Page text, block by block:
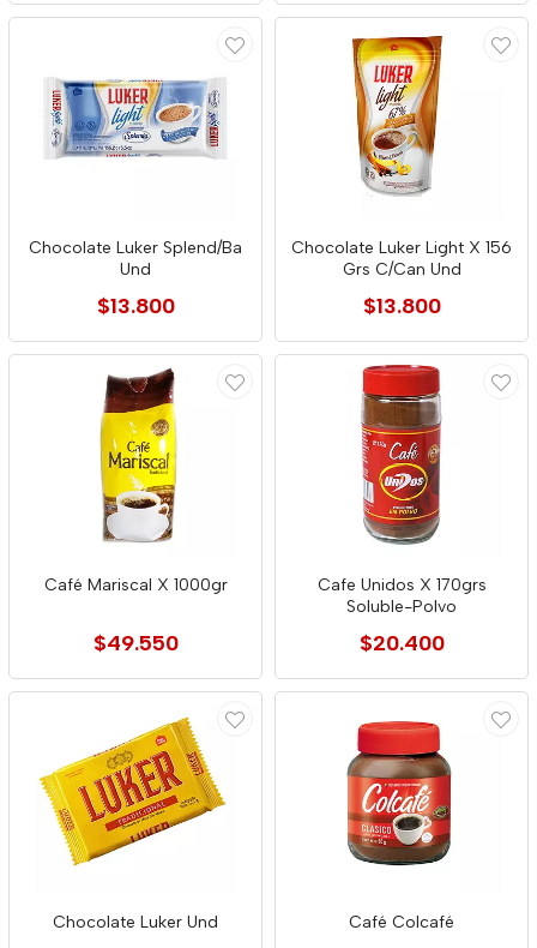
Chocolate Luker Splend/Ba
Und
$13.800
Chocolate Luker Light X 156
Grs C/Can Und
$13.800
Café Mariscal X 1000gr
$49.550
Cafe Unidos X 170grs
Soluble-Polvo
$20.400
Chocolate Luker Und Café Colcafé